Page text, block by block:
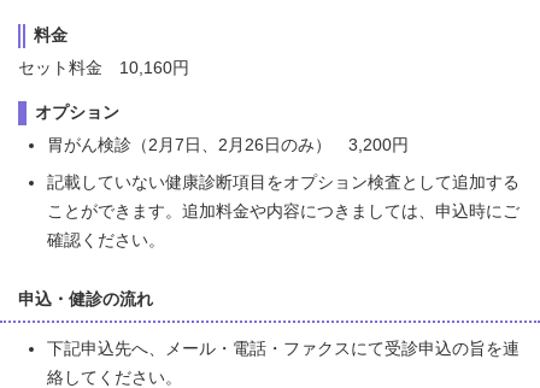
料金
セット料金 10,160円
オプション
胃がん検診（2月7日、2月26日のみ） 3,200円
記載していない健康診断項目をオプション検査として追加する
ことができます。追加料金や内容につきましては、申込時にご
確認ください。
申込・健診の流れ
下記申込先へ、メール・電話・ファクスにて受診申込の旨を連
絡してください。